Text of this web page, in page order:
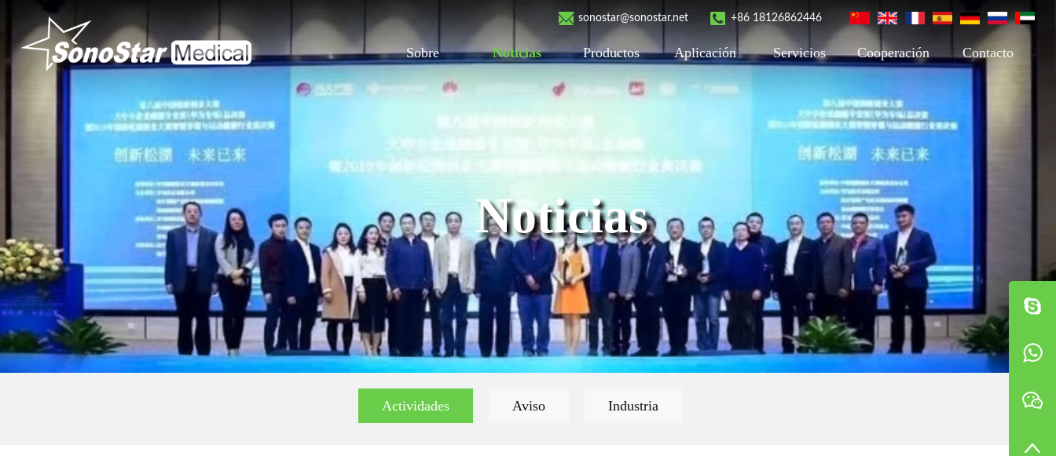
+86 18126862446
sonostar@sonostar.net
Sobre Noticias Productos Aplicación Servicios Cooperación Contacto
Noticias
Actividades Aviso Industria